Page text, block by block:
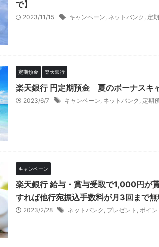
で】
2023/11/15 キャンペーン, ネットバンク , 定
定期預金 楽天銀行
楽天銀行 円定期預金 夏のボーナスキ
2023/6/7 キャンペーン, ネットバンク , 定期
キャンペーン
楽天銀行 給与・賞与受取で1,000円が
すれば他行宛振込手数料が月3回まで
2023/2/28 ネットバンク , プレゼント , ポイン